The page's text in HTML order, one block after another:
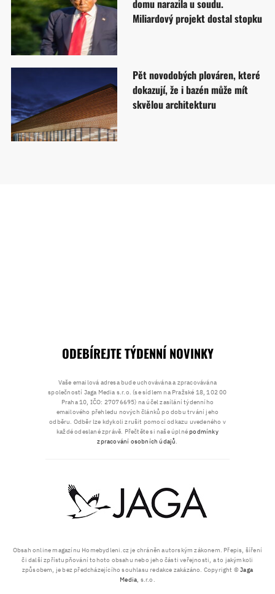
domu narazila u soudu.
Miliardový projekt dostal stopku
Pět novodobých plováren, které
dokazují, že i bazén může mít
skvělou architekturu
Obsah online magazínu Homebydleni.cz je chráněn autorským zákonem. Přepis, šíření
či další zpřístupňování tohoto obsahu nebo jeho části veřejnosti, a to jakýmkoli
způsobem, je bez předcházejícího souhlasu redakce zakázáno. Copyright ©Jaga
Media, s.r.o.
ODEBÍREJTE TÝDENNÍ NOVINKY
Vaše emailová adresa bude uchovávána a zpracovávána
společností Jaga Media s.r.o. (se sídlem na Pražské 18, 102 00
Praha 10, IČO: 27076695) na účel zasílání týdenního
emailového přehledu nových článků po dobu trvání jeho
odběru. Odběr lze kdykoli zrušit pomocí odkazu uvedeného v
každé odeslané zprávě. Přečtěte si naše úplnépodmínky
zpracování osobních údajů.